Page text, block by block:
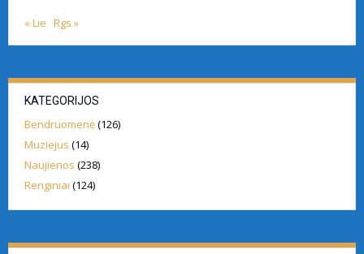
« Lie Rgs »
KATEGORIJOS
Bendruomenė(126)
Muziejus (14)
Naujienos (238)
Renginiai (124)